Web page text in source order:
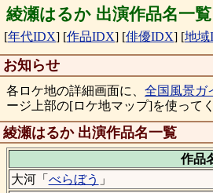
綾瀬はるか 出演作品名一覧
[年代IDX] [作品IDX] [俳優IDX] [地域
お知らせ
各ロケ地の詳細画面に、 全国風景ガ
ージ上部の[ロケ地マップ]を使って
綾瀬はるか 出演作品名一覧
作品
大河「 べらぼう 」